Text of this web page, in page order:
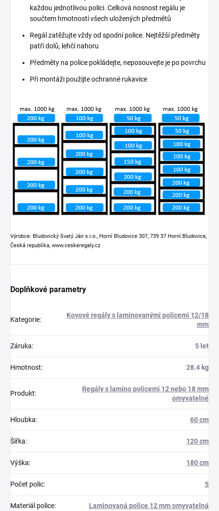
každou jednotlivou polici. Celková nosnost regálu je
součtem hmotností všech uložených předmětů
Regál zatěžujte vždy od spodní police. Nejtěžší předměty
patří dolů, lehčí nahoru
Předměty na police pokládejte, neposouvejte je po povrchu
Při montáži použijte ochranné rukavice
Výrobce: Bludovický Svatý Ján s.r.o., Horní Bludovice 307, 739 37 Horní Bludovice,
Česká republika, www.ceskeregaly.cz
Doplňkové parametry
Kategorie:
Kovové regály s laminovanými policemi 12/18
mm
Záruka: 5 let
Hmotnost: 28.4 kg
Produkt:
Regály s lamino policemi 12 nebo 18 mm
omyvatelné
Hloubka: 60 cm
Šířka: 120 cm
Výška: 180 cm
Počet polic: 5
Materiál police: Laminovaná police 12 mm omyvatelná